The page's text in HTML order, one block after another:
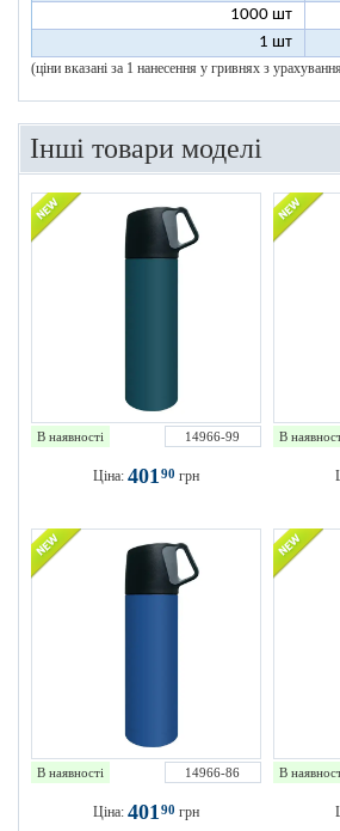
1000 шт
1 шт
(ціни вказані за 1 нанесення у гривнях з
Інші товари моделі
В наявності 14966-99
Ціна: 40190 грн
В
В наявності 14966-86
Ціна: 40190 грн
В